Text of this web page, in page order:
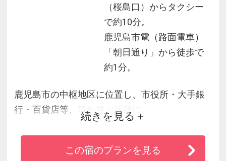
（桜島口）からタクシー
で約10分。
鹿児島市電（路面電車）
「朝日通り」から徒歩で
約1分。
鹿児島市の中枢地区に位置し、市役所・大手銀
行・百貨店等、建ち並ぶ場所に
当館はございます。南九州一の繁華街・天文館
に立地。
レトロ感溢れる路面電車通り沿いでもあり、空
続きを見る
この宿のプランを見る